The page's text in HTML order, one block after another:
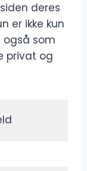
deres
er ikke kun
også som
privat og